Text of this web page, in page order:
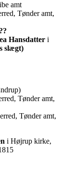
amt
Tønder amt,
??
Hansdatter i
slægt)
Tønder amt,
Tønder amt,
i Højrup kirke,